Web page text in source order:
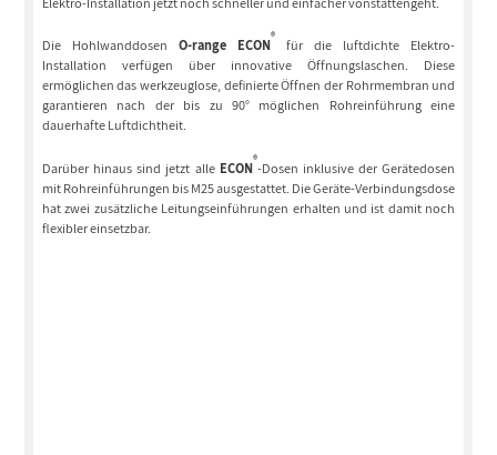
Die Hohlwanddosen O-range ECON®
für die luftdichte Elektro-
Installation verfügen über innovative Öffnungslaschen. Diese
ermöglichen das werkzeuglose, definierte Öffnen der Rohrmembran und
garantieren nach der bis zu 90° möglichen Rohreinführung eine
dauerhafte Luftdichtheit.
Darüber hinaus sind jetzt alle ECON®-Dosen inklusive der Gerätedosen
mit Rohreinführungen bis M25 ausgestattet. Die Geräte-Verbindungsdose
hat zwei zusätzliche Leitungseinführungen erhalten und ist damit noch
flexibler einsetzbar.